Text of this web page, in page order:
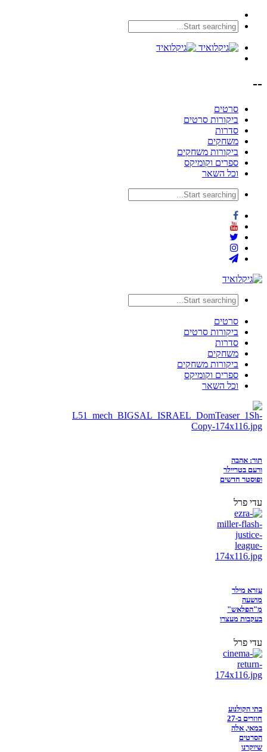
--
סרטים
ביקורות סרטים
סדרות
משחקים
ביקורות משחקים
ספרים וקומיקס
וכל השאר
סרטים
ביקורות סרטים
סדרות
משחקים
ביקורות משחקים
ספרים וקומיקס
וכל השאר
תור: אהבה
ורעם בטריילר
ופוסטר חדשים
עדי פרל
עזרא מילר
מושעה
מ"הפלאש"
בעקבות מעצרו
עדי פרל
בתי הקולנוע
חוזרים ב-27
במאי, אלה
הסרטים
שיוקרנו